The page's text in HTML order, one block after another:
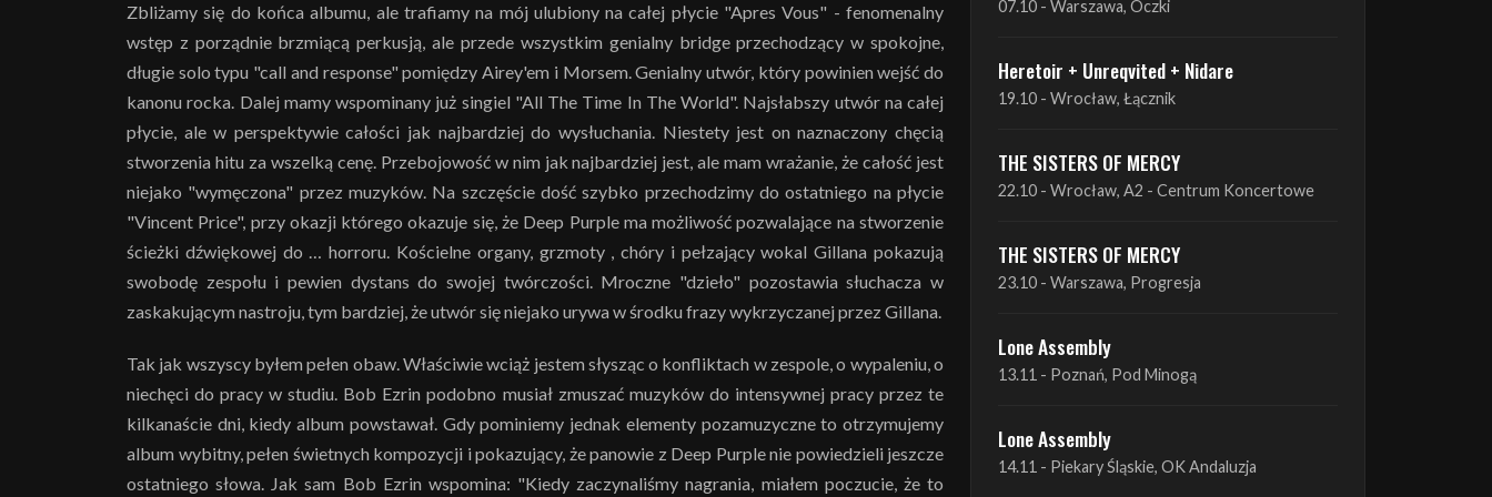
Zbliżamy się do końca albumu, ale trafiamy na mój ulubiony na całej płycie "Apres Vous" - fenomenalny
wstęp z porządnie brzmiącą perkusją, ale przede wszystkim genialny bridge przechodzący w spokojne,
długie solo typu "call and response" pomiędzy Airey'em i Morsem. Genialny utwór, który powinien wejść do
kanonu rocka. Dalej mamy wspominany już singiel "All The Time In The World". Najsłabszy utwór na całej
płycie, ale w perspektywie całości jak najbardziej do wysłuchania. Niestety jest on naznaczony chęcią
stworzenia hitu za wszelką cenę. Przebojowość w nim jak najbardziej jest, ale mam wrażanie, że całość jest
niejako "wymęczona" przez muzyków. Na szczęście dość szybko przechodzimy do ostatniego na płycie
"Vincent Price", przy okazji którego okazuje się, że Deep Purple ma możliwość pozwalające na stworzenie
ścieżki dźwiękowej do … horroru. Kościelne organy, grzmoty , chóry i pełzający wokal Gillana pokazują
swobodę zespołu i pewien dystans do swojej twórczości. Mroczne "dzieło" pozostawia słuchacza w
zaskakującym nastroju, tym bardziej, że utwór się niejako urywa w środku frazy wykrzyczanej przez Gillana.
Tak jak wszyscy byłem pełen obaw. Właściwie wciąż jestem słysząc o konfliktach w zespole, o wypaleniu, o
niechęci do pracy w studiu. Bob Ezrin podobno musiał zmuszać muzyków do intensywnej pracy przez te
kilkanaście dni, kiedy album powstawał. Gdy pominiemy jednak elementy pozamuzyczne to otrzymujemy
album wybitny, pełen świetnych kompozycji i pokazujący, że panowie z Deep Purple nie powiedzieli jeszcze
ostatniego słowa. Jak sam Bob Ezrin wspomina: "Kiedy zaczynaliśmy nagrania, miałem poczucie, że to
19.10 - Wrocław, Łącznik
THE SISTERS OF MERCY
22.10 - Wrocław, A2 - Centrum Koncertowe
THE SISTERS OF MERCY
23.10 - Warszawa, Progresja
Lone Assembly
13.11 - Poznań, Pod Minogą
Lone Assembly
14.11 - Piekary Śląskie, OK Andaluzja
Lone Assembly
15.11 - Warszawa, Potok